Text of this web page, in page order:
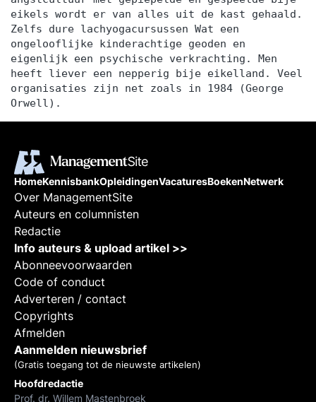
eikels wordt er van alles uit de kast gehaald.
Zelfs dure lachyogacursussen Wat een
ongelooflijke kinderachtige geoden en
eigenlijk een psychische verkrachting. Men
heeft liever een nepperig bije eikelland. Veel
organisaties zijn net zoals in 1984 (George
Orwell).
HomeKennisbankOpleidingenVacaturesBoekenNetwerk
Over ManagementSite
Auteurs en columnisten
Redactie
Info auteurs & upload artikel >>
Abonneevoorwaarden
Code of conduct
Adverteren / contact
Copyrights
Afmelden
Aanmelden nieuwsbrief
(Gratis toegang tot de nieuwste artikelen)
Hoofdredactie
Prof. dr. Willem Mastenbroek